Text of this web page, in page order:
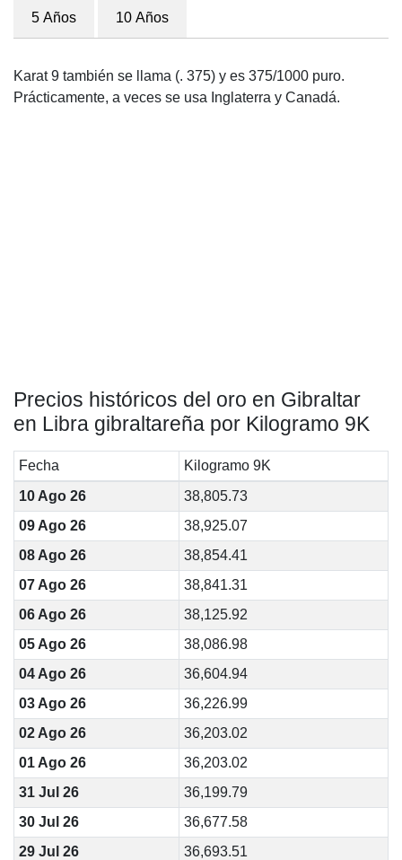
5 Años 10 Años
Karat 9 también se llama (. 375) y es 375/1000 puro.
Prácticamente, a veces se usa Inglaterra y Canadá.
Precios históricos del oro en Gibraltar
en Libra gibraltareña por Kilogramo 9K
Fecha
Kilogramo 9K
10 Ago 26
38,805.73
09 Ago 26
38,925.07
08 Ago 26
38,854.41
07 Ago 26
38,841.31
06 Ago 26
38,125.92
05 Ago 26
38,086.98
04 Ago 26
36,604.94
03 Ago 26
36,226.99
02 Ago 26
36,203.02
01 Ago 26
36,203.02
31 Jul 26
36,199.79
30 Jul 26
36,677.58
29 Jul 26
36,693.51